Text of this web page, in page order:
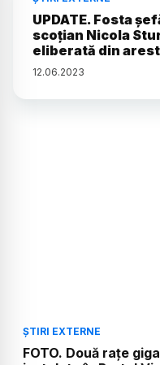
UPDATE. Fosta
scoţian Nicola
eliberată din arest
12.06.2023
ȘTIRI EXTERNE
FOTO. Două raţe